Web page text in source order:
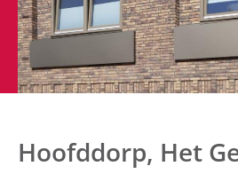
Hoofddorp, Het